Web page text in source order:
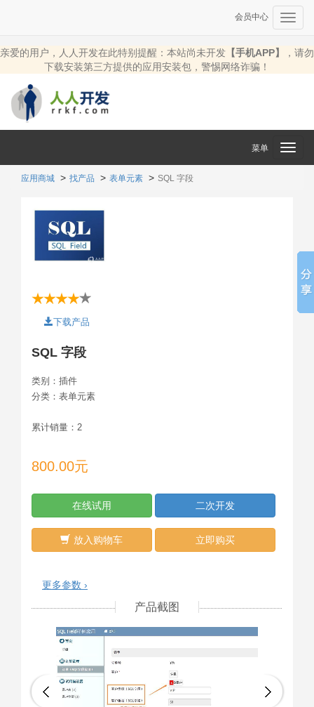
会员中心
亲爱的用户，人人开发在此特别提醒：本站尚未开发 【手机APP】
，请勿
下载安装第三方提供的应用安装包，警惕网络诈骗！
菜单
应用商城 找产品 表单元素 SQL 字段
下载产品
SQL 字段
类别： 插件
分类： 表单元素
累计销量： 2
800.00元
在线试用 二次开发
放入购物车 立即购买
更多参数 ›
产品截图